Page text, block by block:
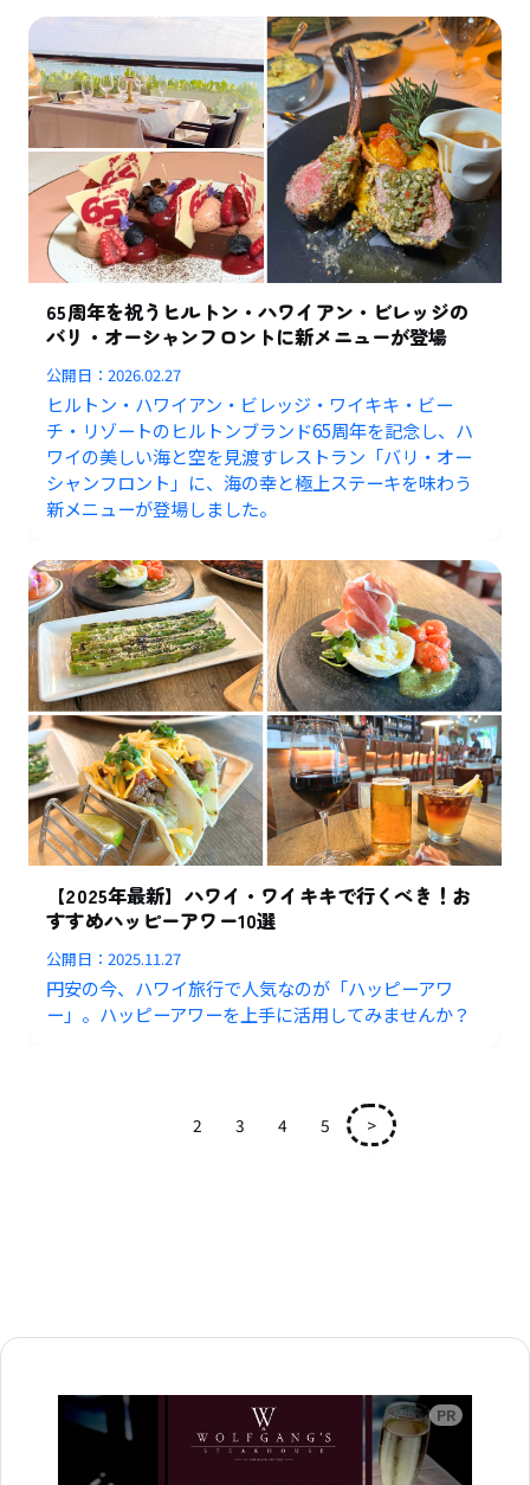
65周年を祝うヒルトン・ハワイアン・ビレッジの
バリ・オーシャンフロントに新メニューが登場
公開日：2026.02.27
ヒルトン・ハワイアン・ビレッジ・ワイキキ・ビー
チ・リゾートのヒルトンブランド65周年を記念し、ハ
ワイの美しい海と空を見渡すレストラン「バリ・オー
シャンフロント」に、海の幸と極上ステーキを味わう
新メニューが登場しました。
【2025年最新】ハワイ・ワイキキで行くべき！お
すすめハッピーアワー10選
公開日：2025.11.27
円安の今、ハワイ旅行で人気なのが「ハッピーアワ
ー」。ハッピーアワーを上手に活用してみませんか？
2 3 4 5 >
広告